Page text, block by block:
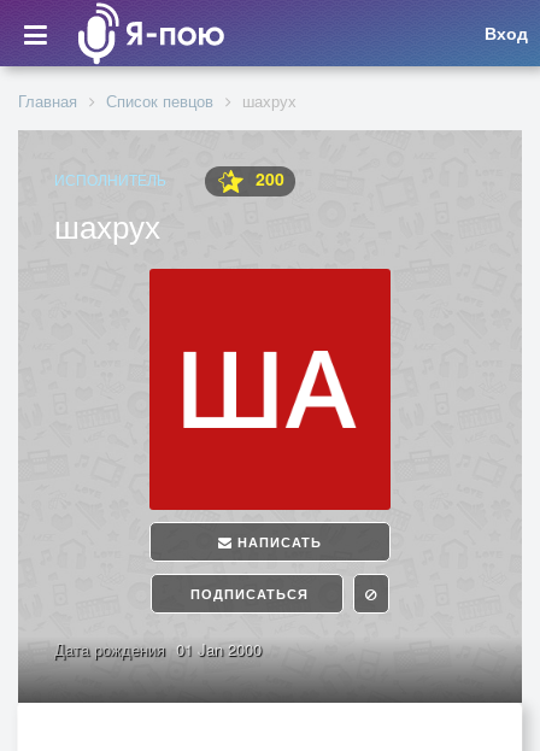
Вход
Главная Список певцов шахрух
ИСПОЛНИТЕЛЬ 200
шахрух
НАПИСАТЬ
ПОДПИСАТЬСЯ
Дата рождения 01 Jan 2000